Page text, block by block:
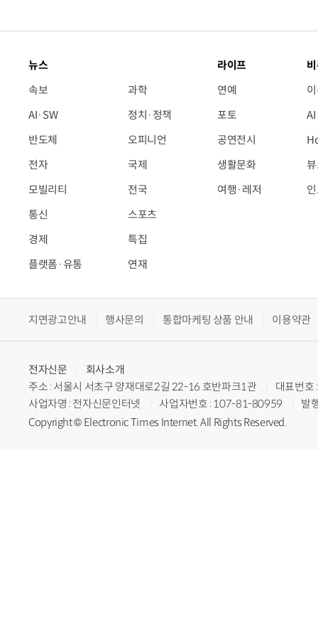
뉴스
속보
AI·SW
반도체
전자
모빌리티
통신
경제
플랫폼·유통
과학
정치·정책
오피니언
국제
전국
스포츠
특집
연재
라이프
연예
포토
공연전시
생활문화
여행·레저
지면광고안내 행사문의 통합마케팅 상품 안내 이용약관
전자신문
회사소개
주소 : 서울시 서초구 양재대로2길 22-16 호반파크1관
대표번
사업자명 : 전자신문인터넷
사업자번호 : 107-81-80959
발
Copyright © Electronic Times Internet. All Rights Reserved.